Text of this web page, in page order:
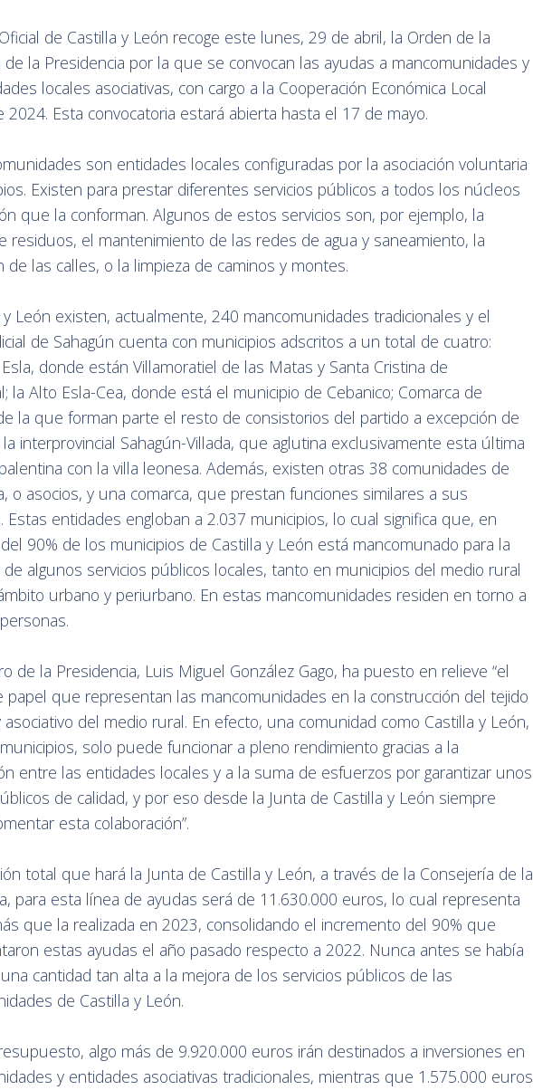
de Castilla y León recoge este lunes, 29 de abril, la Orden de la
de la Presidencia por la que se convocan las ayudas a mancomunidades y
locales asociativas, con cargo a la Cooperación Económica Local
2024. Esta convocatoria estará abierta hasta el 17 de mayo.
son entidades locales configuradas por la asociación voluntaria
Existen para prestar diferentes servicios públicos a todos los núcleos
que la conforman. Algunos de estos servicios son, por ejemplo, la
residuos, el mantenimiento de las redes de agua y saneamiento, la
de las calles, o la limpieza de caminos y montes.
y León existen, actualmente, 240 mancomunidades tradicionales y el
de Sahagún cuenta con municipios adscritos a un total de cuatro:
donde están Villamoratiel de las Matas y Santa Cristina de
la Alto Esla-Cea, donde está el municipio de Cebanico; Comarca de
la que forman parte el resto de consistorios del partido a excepción de
la interprovincial Sahagún-Villada, que aglutina exclusivamente esta última
con la villa leonesa. Además, existen otras 38 comunidades de
o asocios, y una comarca, que prestan funciones similares a sus
Estas entidades engloban a 2.037 municipios, lo cual significa que, en
90% de los municipios de Castilla y León está mancomunado para la
algunos servicios públicos locales, tanto en municipios del medio rural
urbano y periurbano. En estas mancomunidades residen en torno a
de la Presidencia, Luis Miguel González Gago, ha puesto en relieve “el
papel que representan las mancomunidades en la construcción del tejido
del medio rural. En efecto, una comunidad como Castilla y León,
solo puede funcionar a pleno rendimiento gracias a la
entre las entidades locales y a la suma de esfuerzos por garantizar unos
de calidad, y por eso desde la Junta de Castilla y León siempre
esta colaboración”.
total que hará la Junta de Castilla y León, a través de la Consejería de la
para esta línea de ayudas será de 11.630.000 euros, lo cual representa
que la realizada en 2023, consolidando el incremento del 90% que
estas ayudas el año pasado respecto a 2022. Nunca antes se había
cantidad tan alta a la mejora de los servicios públicos de las
de Castilla y León.
algo más de 9.920.000 euros irán destinados a inversiones en
y entidades asociativas tradicionales, mientras que 1.575.000 euros